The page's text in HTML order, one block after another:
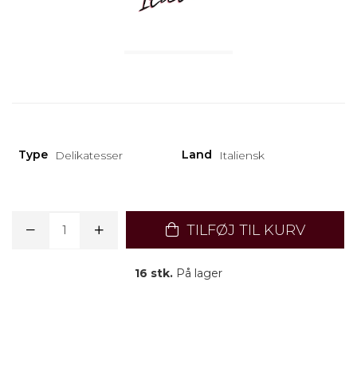
Type Delikatesser Land Italiensk
TILFØJ TIL KURV
16 stk. På lager